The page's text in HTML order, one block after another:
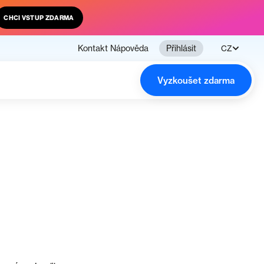
CHCI VSTUP ZDARMA
Kontakt Nápověda Přihlásit CZ
Vyzkoušet zdarma